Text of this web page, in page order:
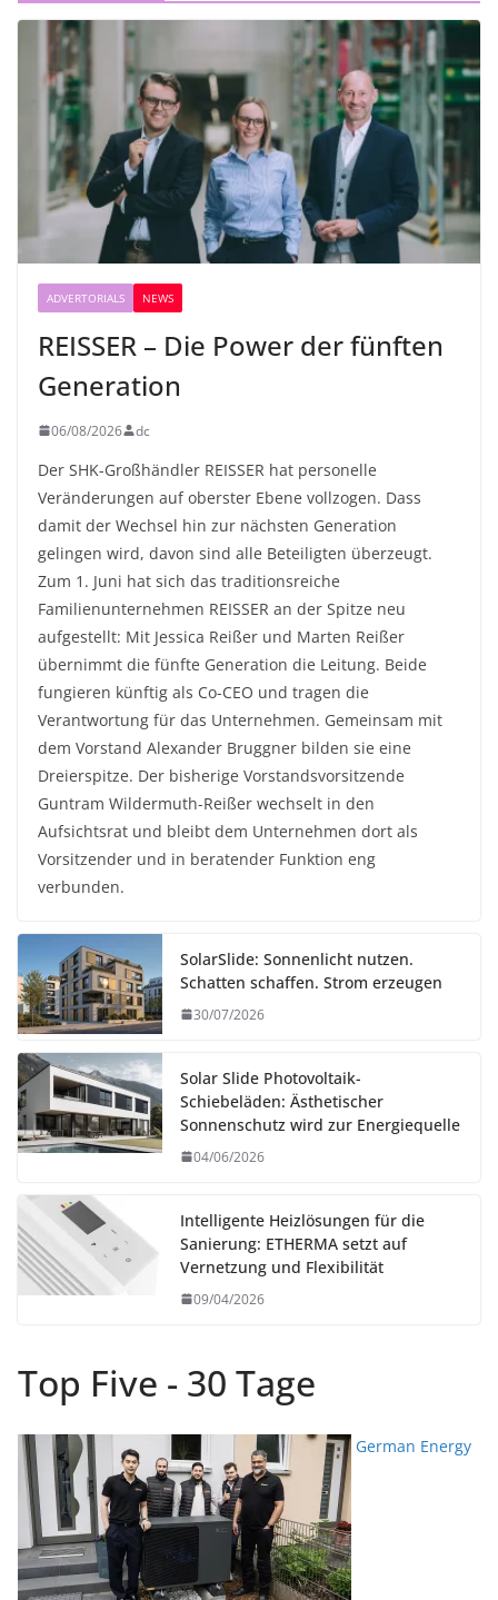
ADVERTORIALS NEWS
REISSER – Die Power der fünften
Generation
06/08/2026 dc
Der SHK-Großhändler REISSER hat personelle
Veränderungen auf oberster Ebene vollzogen. Dass
damit der Wechsel hin zur nächsten Generation
gelingen wird, davon sind alle Beteiligten überzeugt.
Zum 1. Juni hat sich das traditionsreiche
Familienunternehmen REISSER an der Spitze neu
aufgestellt: Mit Jessica Reißer und Marten Reißer
übernimmt die fünfte Generation die Leitung. Beide
fungieren künftig als Co-CEO und tragen die
Verantwortung für das Unternehmen. Gemeinsam mit
dem Vorstand Alexander Bruggner bilden sie eine
Dreierspitze. Der bisherige Vorstandsvorsitzende
Guntram Wildermuth-Reißer wechselt in den
Aufsichtsrat und bleibt dem Unternehmen dort als
Vorsitzender und in beratender Funktion eng
verbunden.
SolarSlide: Sonnenlicht nutzen.
Schatten schaffen. Strom erzeugen
30/07/2026
Solar Slide Photovoltaik-
Schiebeläden: Ästhetischer
Sonnenschutz wird zur Energiequelle
04/06/2026
Intelligente Heizlösungen für die
Sanierung: ETHERMA setzt auf
Vernetzung und Flexibilität
09/04/2026
Top Five - 30 Tage
German Energy